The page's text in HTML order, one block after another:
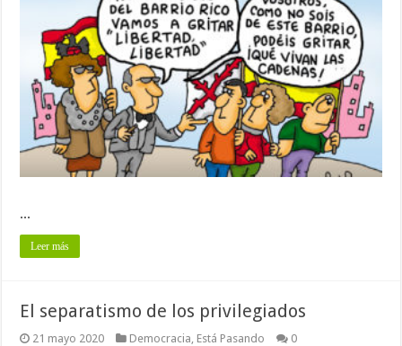
...
Leer más
El separatismo de los privilegiados
21 mayo 2020 Democracia Está Pasando 0